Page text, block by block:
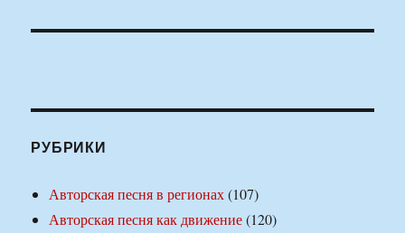
РУБРИКИ
Авторская песня в регионах(107)
Авторская песня как движение(120)